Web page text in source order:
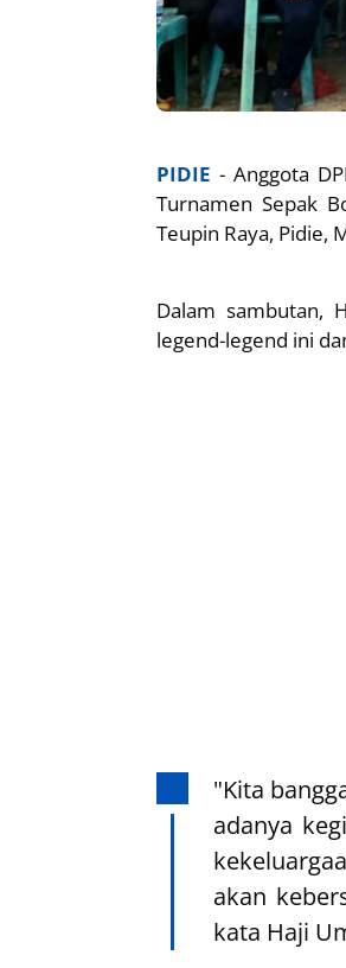
PIDIE - Anggota
Turnamen Sepak
Teupin Raya, Pidie,
Dalam sambutan,
legend-legend ini
"Kita
adanya
akan
kata Haji